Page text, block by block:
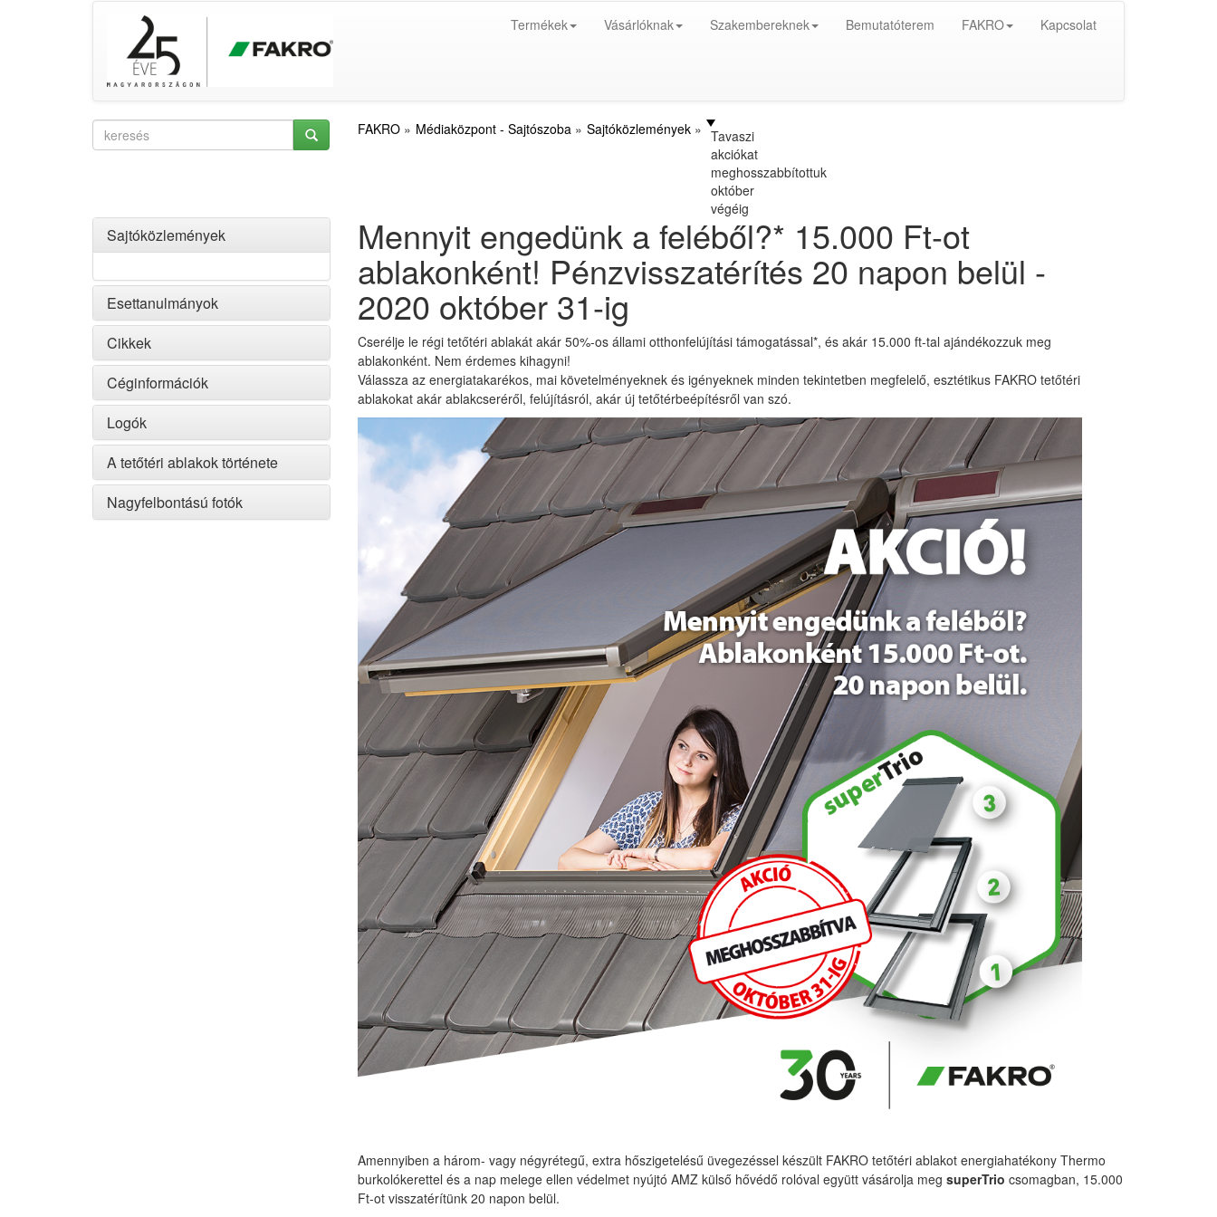
Termékek Vásárlóknak Szakembereknek Bemutatóterem FAKRO Kapcsolat
FAKRO Médiaközpont - Sajtószoba Sajtóközlemények
Tavaszi
akciókat
meghosszabbítottuk
október
végéig
Sajtóközlemények
Esettanulmányok
Cikkek
Céginformációk
Logók
A tetőtéri ablakok története
Nagyfelbontású fotók
Mennyit engedünk a feléből?* 15.000 Ft-ot
ablakonként! Pénzvisszatérítés 20 napon belül -
2020 október 31-ig
Cserélje le régi tetőtéri ablakát akár 50%-os állami otthonfelújítási támogatással*, és akár 15.000 ft-tal ajándékozzuk meg
ablakonként. Nem érdemes kihagyni!
Válassza az energiatakarékos, mai követelményeknek és igényeknek minden tekintetben megfelelő, esztétikus FAKRO tetőtéri
ablakokat akár ablakcseréről, felújításról, akár új tetőtérbeépítésről van szó.
Amennyiben a három- vagy négyrétegű, extra hőszigetelésű üvegezéssel készült FAKRO tetőtéri ablakot energiahatékony Thermo
burkolókerettel és a nap melege ellen védelmet nyújtó AMZ külső hővédő rolóval együtt vásárolja meg superTrio csomagban, 15.000
Ft-ot visszatérítünk 20 napon belül.